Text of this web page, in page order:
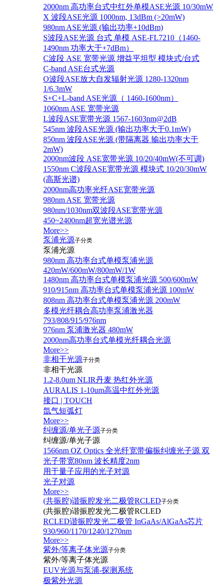
2000nm 高功率台式中红外单模ASE光源 10/30mW
X 波段ASE光源 1000nm, 13dBm (>20mW)
980nm ASE光源 (输出功率+10dBm)
S波段ASE光源 台式 单模 ASE-FL7210（1460-
1490nm 功率大于+7dBm）
C波段 ASE 宽带光源 增益平坦型 模块式/台式
C-band ASE台式光源
O波段ASE放大自发辐射光源 1280-1320nm
1/6.3mW
S+C+L-band ASE光源（ 1460-1600nm）
1060nm ASE 宽带光源
L波段ASE宽带光源 1567-1603nm@2dB
545nm 波段ASE光源 (输出功率大于0.1mW)
850nm 波段ASE光源 (带隔离器 输出功率大于
2mW)
2000nm波段 ASE宽带光源 10/20/40mW(不可调)
1550nm C波段ASE宽带光源 模块式 10/20/30mW
(高斯光谱)
2000nm高功率光纤ASE宽带光源
980nm ASE 宽带光源
980nm/1030nm双波段ASE宽带光源
450~2400nm超宽光谱光源
More>>
泵浦光源子分类
泵浦光源
980nm 高功率台式单模泵浦光源
420mW/600mW/800mW/1W
1480nm 高功率台式单模泵浦光源 500/600mW
910/915nm 高功率台式单模泵浦光源 100mW
808nm 高功率台式单模泵浦光源 200mW
多模光纤耦合高功率泵浦激光器
793/808/915/976nm
976nm 泵浦激光器 480mW
2000nm高功率台式单模光纤耦合光源
More>>
非相干光源子分类
非相干光源
1.2-8.0um NLIR丹麦 热红外光源
AURALIS 1-10um高温中红外光源
接口 | TOUCH
氙气短弧灯
More>>
纠缠源/单光子源子分类
纠缠源/单光子源
1566nm OZ Optics 全光纤宽带偏振纠缠光子源 双
光子带宽80nm 波长精度2nm
用于量子应用的光子对源
光子对源
More>>
(共振腔)谐振腔发光二极管RCLED子分类
(共振腔)谐振腔发光二极管RCLED
RCLED谐振腔发光二极管 InGaAs/AlGaAs芯片
930/960/1170/1240/1270nm
More>>
紫外/等离子体光源子分类
紫外/等离子体光源
EUV光源与泵浦-探测系统
极紫外光源